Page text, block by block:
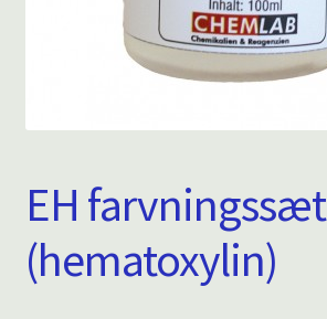
EH farvningssæt
(hematoxylin)